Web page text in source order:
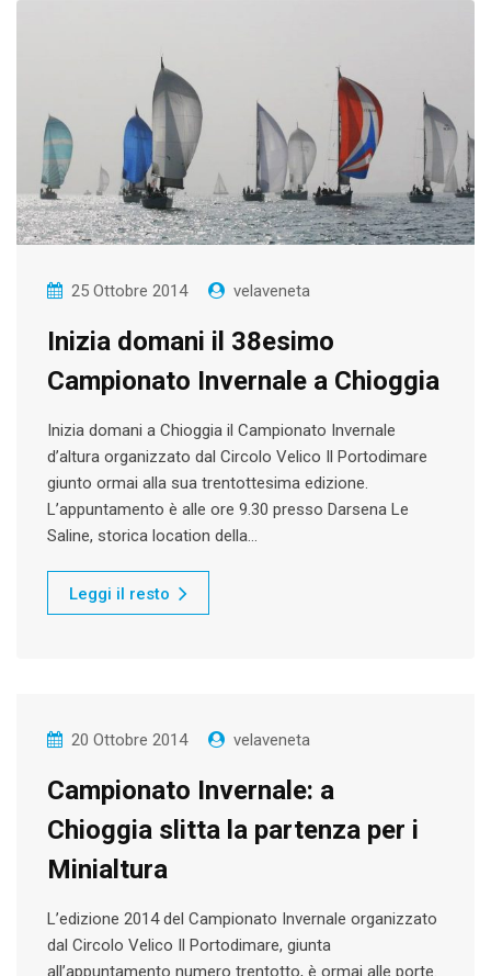
25 Ottobre 2014 velaveneta
Inizia domani il 38esimo
Campionato Invernale a Chioggia
Inizia domani a Chioggia il Campionato Invernale
d’altura organizzato dal Circolo Velico Il Portodimare
giunto ormai alla sua trentottesima edizione.
L’appuntamento è alle ore 9.30 presso Darsena Le
Saline, storica location della…
Leggi il resto
20 Ottobre 2014 velaveneta
Campionato Invernale: a
Chioggia slitta la partenza per i
Minialtura
L’edizione 2014 del Campionato Invernale organizzato
dal Circolo Velico Il Portodimare, giunta
all’appuntamento numero trentotto, è ormai alle porte.